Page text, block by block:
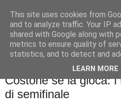
Palla al cerchio
domenica 24 maggio 2026
Mens Sana 1-0 sulla
Costone se la gioca: i
di semifinale
This site uses cookies from
and to analyze traffic. Your IP
shared with Google along with
metrics to ensure quality of
statistics, and to detect and
LEARN MORE